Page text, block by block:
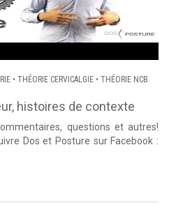
• THÉORIE CERVICALGIE • THÉORIE NCB
histoires de contexte
questions et autres!
Dos et Posture sur Facebook :